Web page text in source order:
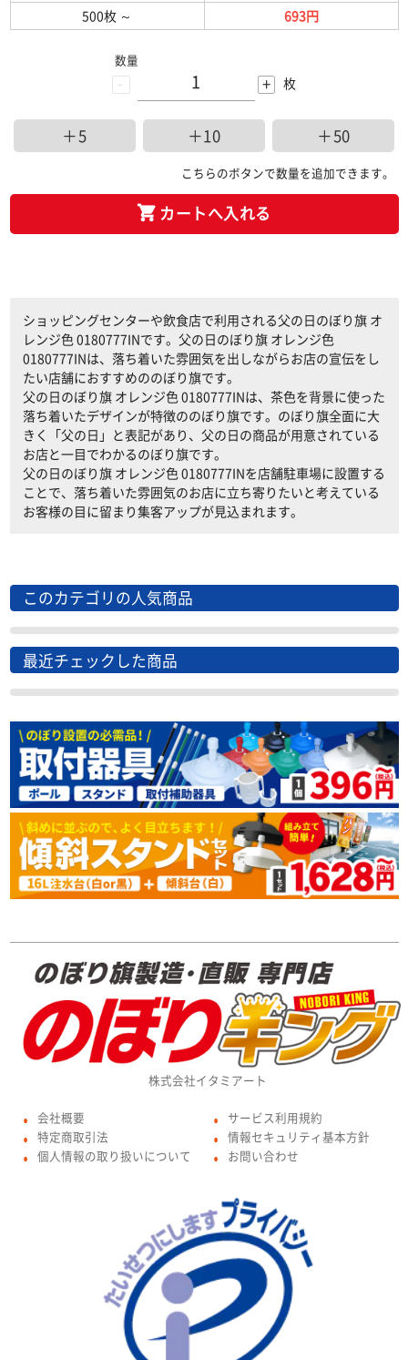
500枚 ～ 693円
-
数量
+ 枚
＋5 ＋10 ＋50
こちらのボタンで数量を追加できます。
カートへ入れる
ショッピングセンターや飲食店で利用される父の日のぼり旗 オ
レンジ色 0180777INです。父の日のぼり旗 オレンジ色
0180777INは、落ち着いた雰囲気を出しながらお店の宣伝をし
たい店舗におすすめののぼり旗です。
父の日のぼり旗 オレンジ色 0180777INは、茶色を背景に使った
落ち着いたデザインが特徴ののぼり旗です。のぼり旗全面に大
きく「父の日」と表記があり、父の日の商品が用意されている
お店と一目でわかるのぼり旗です。
父の日のぼり旗 オレンジ色 0180777INを店舗駐車場に設置する
ことで、落ち着いた雰囲気のお店に立ち寄りたいと考えている
お客様の目に留まり集客アップが見込まれます。
このカテゴリの人気商品
最近チェックした商品
株式会社イタミアート
● 会社概要
● 特定商取引法
● 個人情報の取り扱いについて
● サービス利用規約
● 情報セキュリティ基本方針
● お問い合わせ